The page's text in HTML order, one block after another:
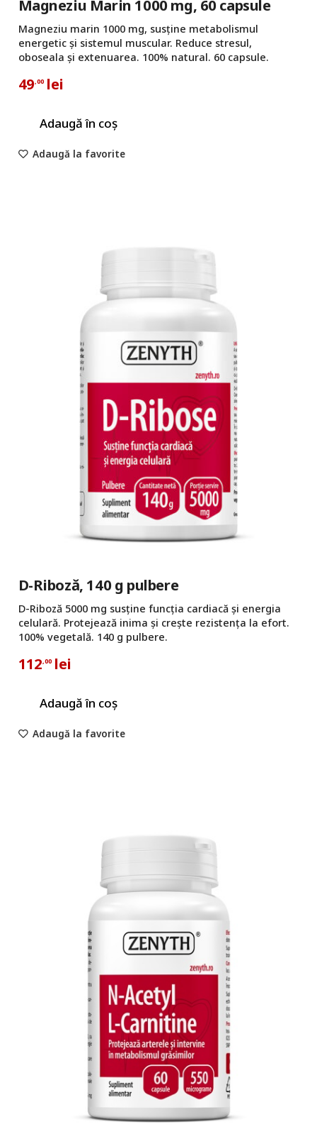
Magneziu Marin 1000 mg, 60 capsule
Magneziu marin 1000 mg, susține metabolismul
energetic și sistemul muscular. Reduce stresul,
oboseala și extenuarea. 100% natural. 60 capsule.
49,00 lei
Adaugă în coș
Adaugă la favorite
D-Riboză, 140 g pulbere
D-Riboză 5000 mg susține funcția cardiacă și energia
celulară. Protejează inima și crește rezistența la efort.
100% vegetală. 140 g pulbere.
112,00 lei
Adaugă în coș
Adaugă la favorite